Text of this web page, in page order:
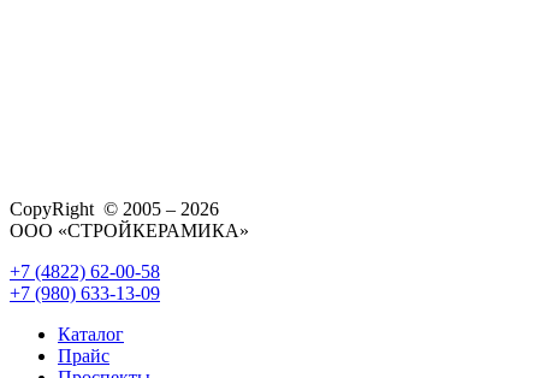
CopyRight © 2005 – 2026
ООО «СТРОЙКЕРАМИКА»
+7 (4822) 62-00-58
+7 (980) 633-13-09
Каталог
Прайс